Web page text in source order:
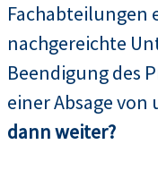
Fachabteilungen
nachgereichte
Beendigung des
einer Absage von
dann weiter?